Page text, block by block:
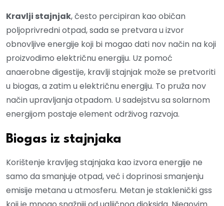
Kravlji stajnjak, često percipiran kao običan
poljoprivredni otpad, sada se pretvara u izvor
obnovljive energije koji bi mogao dati nov način na koji
proizvodimo električnu energiju. Uz pomoć
anaerobne digestije, kravlji stajnjak može se pretvoriti
u biogas, a zatim u električnu energiju. To pruža nov
način upravljanja otpadom. U sadejstvu sa solarnom
energijom postaje element održivog razvoja.
Biogas iz stajnjaka
Korištenje kravljeg stajnjaka kao izvora energije ne
samo da smanjuje otpad, već i doprinosi smanjenju
emisije metana u atmosferu. Metan je staklenički gss